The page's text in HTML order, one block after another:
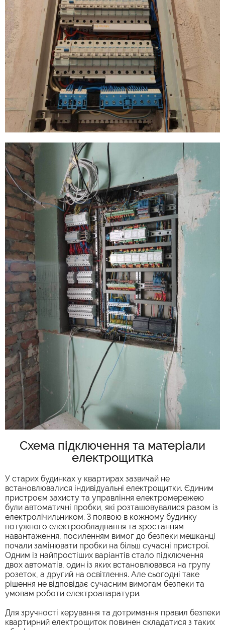
Схема підключення та матеріали
електрощитка
У старих будинках у квартирах зазвичай не
встановлювалися індивідуальні електрощитки. Єдиним
пристроєм захисту та управління електромережею
були автоматичні пробки, які розташовувалися разом із
електролічильником. З появою в кожному будинку
потужного електрообладнання та зростанням
навантаження, посиленням вимог до безпеки мешканці
почали замінювати пробки на більш сучасні пристрої.
Одним із найпростіших варіантів стало підключення
двох автоматів, один із яких встановлювався на групу
розеток, а другий на освітлення. Але сьогодні таке
рішення не відповідає сучасним вимогам безпеки та
умовам роботи електроапаратури.
Для зручності керування та дотримання правил безпеки
квартирний електрощиток повинен складатися з таких